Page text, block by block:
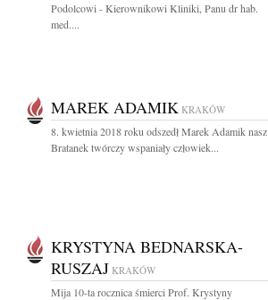
Podolcowi - Kierownikowi Kliniki, Panu dr hab.
med....
MAREK ADAMIK KRAKÓW
8. kwietnia 2018 roku odszedł Marek Adamik nasz
Bratanek twórczy wspaniały człowiek...
KRYSTYNA BEDNARSKA-
RUSZAJ KRAKÓW
Mija 10-ta rocznica śmierci Prof. Krystyny